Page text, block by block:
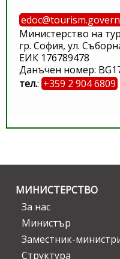
Министерство на
гр. София, ул.
ЕИК 176789478
Данъчен номер:
тел.: +359 2 904 6809
МИНИСТЕРСТВО
За нас
Министър
Заместник-
Структура